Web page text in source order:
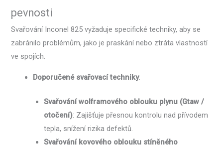
pevnosti
Svařování Inconel 825 vyžaduje specifické techniky, aby se
zabránilo problémům, jako je praskání nebo ztráta vlastností
ve spojích.
Doporučené svařovací techniky:
Svařování wolframového oblouku plynu (Gtaw /
otočení): Zajišťuje přesnou kontrolu nad přívodem
tepla, snížení rizika defektů.
Svařování kovového oblouku stíněného